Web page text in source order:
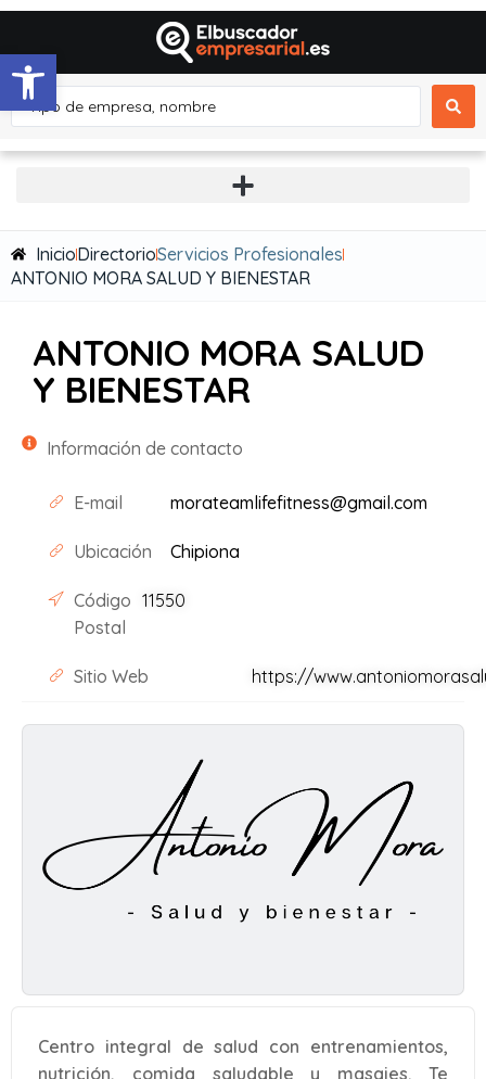
Abrir barra de herramientas
InicioDirectorioServicios Profesionales
ANTONIO MORA SALUD Y BIENESTAR
ANTONIO MORA SALUD
Y BIENESTAR
Información de contacto
E-mail morateamlifefitness@gmail.com
Ubicación Chipiona
Código
Postal
11550
Sitio Web https://
Centro integral de salud con entrenamientos,
nutrición, comida saludable y masajes. Te